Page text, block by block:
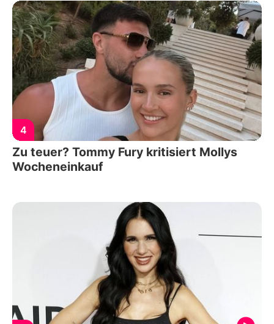
4
Zu teuer? Tommy Fury kritisiert Mollys
Wocheneinkauf